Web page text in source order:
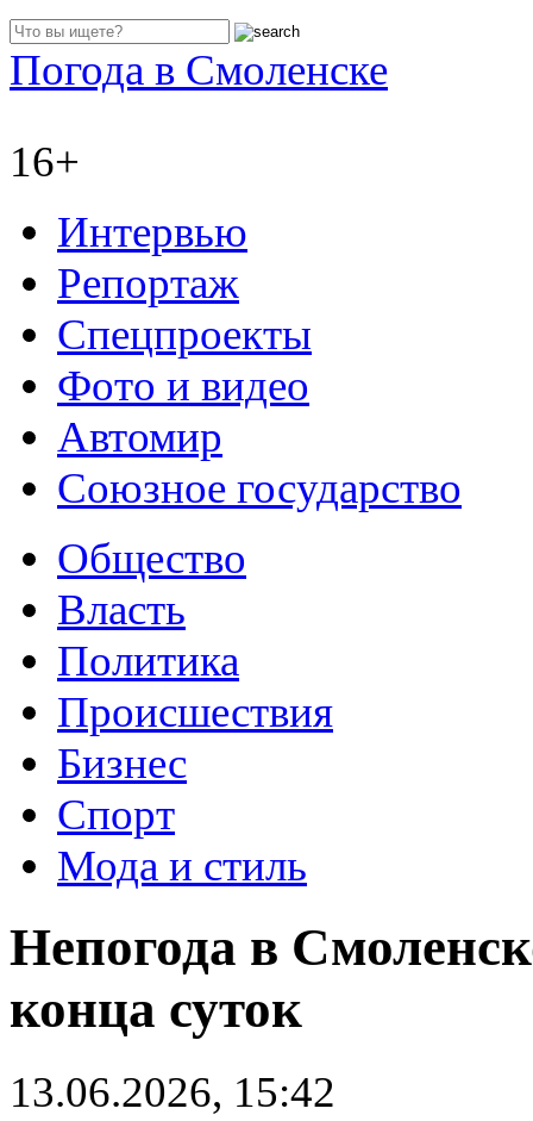
Погода в Смоленске
16+
Интервью
Репортаж
Спецпроекты
Фото и видео
Автомир
Союзное государство
Общество
Власть
Политика
Происшествия
Бизнес
Спорт
Мода и стиль
Непогода в
конца суток
13.06.2026, 15:42